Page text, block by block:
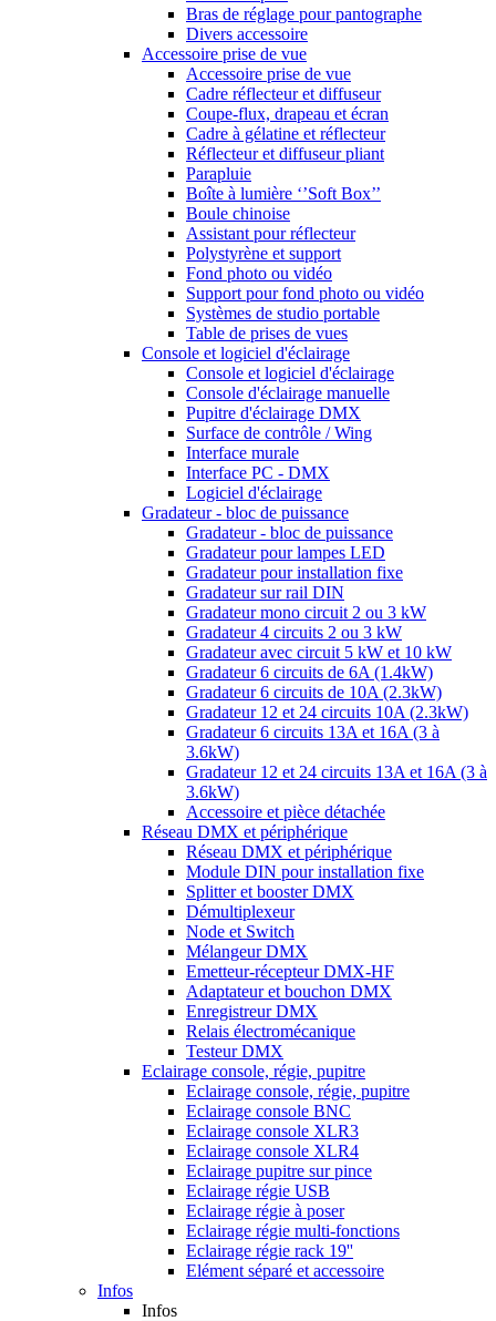
Bras de réglage pour pantographe
Divers accessoire
Accessoire prise de vue
Accessoire prise de vue
Cadre réflecteur et diffuseur
Coupe-flux, drapeau et écran
Cadre à gélatine et réflecteur
Réflecteur et diffuseur pliant
Parapluie
Boîte à lumière ‘’Soft Box’’
Boule chinoise
Assistant pour réflecteur
Polystyrène et support
Fond photo ou vidéo
Support pour fond photo ou vidéo
Systèmes de studio portable
Table de prises de vues
Console et logiciel d'éclairage
Console et logiciel d'éclairage
Console d'éclairage manuelle
Pupitre d'éclairage DMX
Surface de contrôle / Wing
Interface murale
Interface PC - DMX
Logiciel d'éclairage
Gradateur - bloc de puissance
Gradateur - bloc de puissance
Gradateur pour lampes LED
Gradateur pour installation fixe
Gradateur sur rail DIN
Gradateur mono circuit 2 ou 3 kW
Gradateur 4 circuits 2 ou 3 kW
Gradateur avec circuit 5 kW et 10 kW
Gradateur 6 circuits de 6A (1.4kW)
Gradateur 6 circuits de 10A (2.3kW)
Gradateur 12 et 24 circuits 10A (2.3kW)
Gradateur 6 circuits 13A et 16A (3 à
3.6kW)
Gradateur 12 et 24 circuits 13A et 16A (3 à
3.6kW)
Accessoire et pièce détachée
Réseau DMX et périphérique
Réseau DMX et périphérique
Module DIN pour installation fixe
Splitter et booster DMX
Démultiplexeur
Node et Switch
Mélangeur DMX
Emetteur-récepteur DMX-HF
Adaptateur et bouchon DMX
Enregistreur DMX
Relais électromécanique
Testeur DMX
Eclairage console, régie, pupitre
Eclairage console, régie, pupitre
Eclairage console BNC
Eclairage console XLR3
Eclairage console XLR4
Eclairage pupitre sur pince
Eclairage régie USB
Eclairage régie à poser
Eclairage régie multi-fonctions
Eclairage régie rack 19''
Elément séparé et accessoire
Infos
Infos